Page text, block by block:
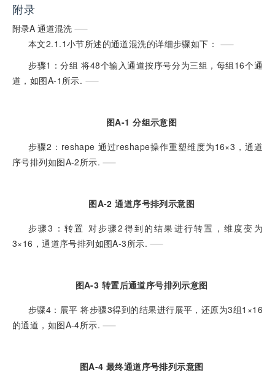
附录
附录A 通道混洗
本文2.1.1小节所述的通道混洗的详细步骤如下：
步骤1：分组 将48个输入通道按序号分为三组，每组16个通
道，如图A-1所示.
图A-1 分组示意图
步骤2：reshape 通过reshape操作重塑维度为16×3，通道
序号排列如图A-2所示.
图A-2 通道序号排列示意图
步骤3：转置 对步骤2得到的结果进行转置，维度变为
3×16，通道序号排列如图A-3所示.
图A-3 转置后通道序号排列示意图
步骤4：展平 将步骤3得到的结果进行展平，还原为3组1×16
的通道，如图A-4所示.
图A-4 最终通道序号排列示意图